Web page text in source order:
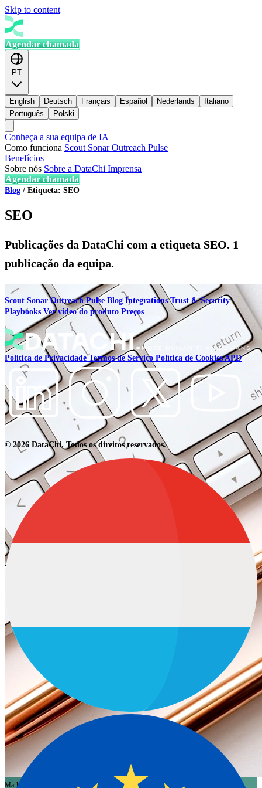
Skip to content
Agendar chamada
PT
English Deutsch Français Español Nederlands
Italiano
Português
Polski
Conheça a sua equipa de IA
Como funciona Scout SonarOutreach Pulse
Benefícios
Sobre nós Sobre a DataChi Imprensa
Agendar chamada
Blog / Etiqueta: SEO
SEO
Publicações da DataChi com a etiqueta SEO. 1
publicação da equipa.
Marketing Conteúdo
Scout SonarOutreachPulse Blog IntegrationsTrust & Security
Playbooks Ver vídeo do produto Preços
Política de PrivacidadeTermos de Serviço Política de CookiesAPD
© 2026 DataChi. Todos os direitos reservados.